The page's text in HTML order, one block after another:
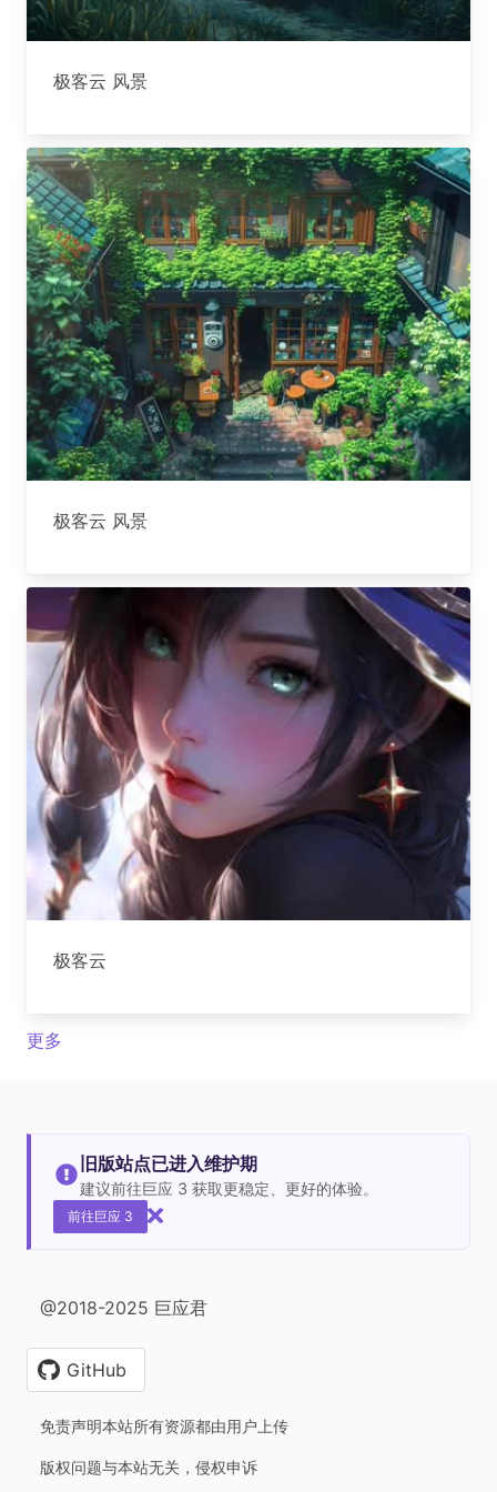
极客云 风景
极客云 风景
极客云
更多
旧版站点已进入维护期
建议前往巨应 3 获取更稳定、更好的体验。
前往巨应 3
@2018-2025 巨应君
GitHub
免责声明本站所有资源都由用户上传
版权问题与本站无关，侵权申诉